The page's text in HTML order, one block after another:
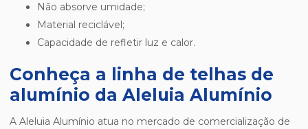
não absorve umidade;
material reciclável;
capacidade de refletir luz e calor.
Conheça a linha de telhas de
alumínio da Aleluia Alumínio
A Aleluia Alumínio atua no mercado de comercialização de